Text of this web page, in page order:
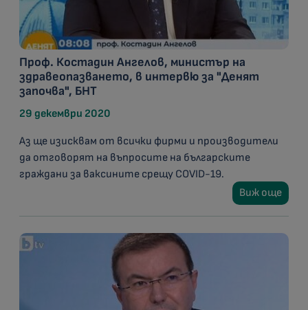
Проф. Костадин Ангелов, министър на
здравеопазването, в интервю за "Денят
започва", БНТ
29 декември 2020
Аз ще изисквам от всички фирми и производители
да отговорят на въпросите на българските
граждани за ваксините срещу COVID-19.
Виж още